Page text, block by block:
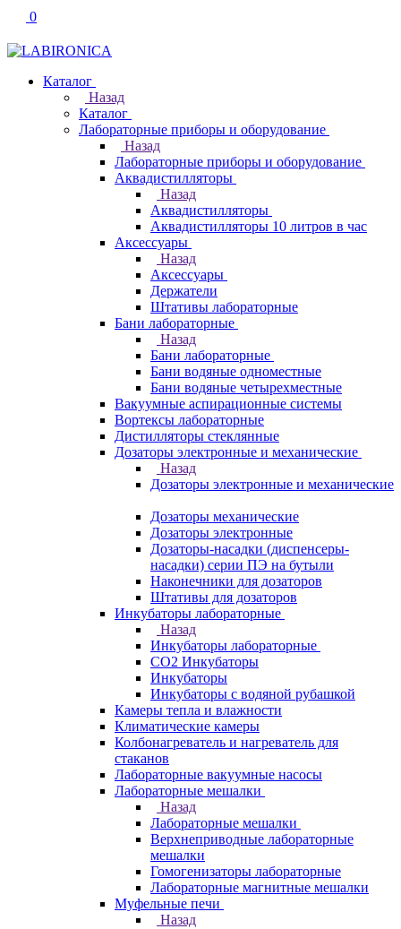
0
Каталог
Назад
Каталог
Лабораторные приборы и оборудование
Назад
Лабораторные приборы и оборудование
Аквадистилляторы
Назад
Аквадистилляторы
Аквадистилляторы 10 литров в час
Аксессуары
Назад
Аксессуары
Держатели
Штативы лабораторные
Бани лабораторные
Назад
Бани лабораторные
Бани водяные одноместные
Бани водяные четырехместные
Вакуумные аспирационные системы
Вортексы лабораторные
Дистилляторы стеклянные
Дозаторы электронные и механические
Назад
Дозаторы электронные и механические
Дозаторы механические
Дозаторы электронные
Дозаторы-насадки (диспенсеры-
насадки) серии ПЭ на бутыли
Наконечники для дозаторов
Штативы для дозаторов
Инкубаторы лабораторные
Назад
Инкубаторы лабораторные
CO2 Инкубаторы
Инкубаторы
Инкубаторы с водяной рубашкой
Камеры тепла и влажности
Климатические камеры
Колбонагреватель и нагреватель для
стаканов
Лабораторные вакуумные насосы
Лабораторные мешалки
Назад
Лабораторные мешалки
Верхнеприводные лабораторные
мешалки
Гомогенизаторы лабораторные
Лабораторные магнитные мешалки
Муфельные печи
Назад